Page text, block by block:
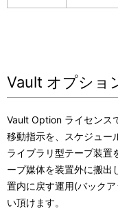
Vault オプショ
Vault Option ライセンス
移動指示を、スケジュー
ライブラリ型テープ装置
ープ媒体を装置外に搬出
置内に戻す運用(バック
い頂けます。